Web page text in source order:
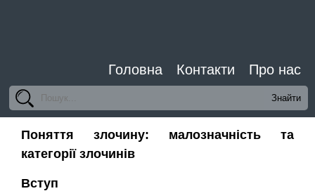
Головна Контакти Про нас
Поняття злочину: малозначність та
категорії злочинів
Вступ